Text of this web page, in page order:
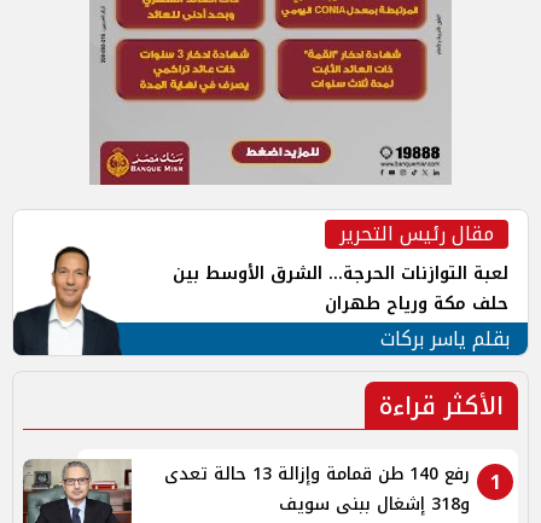
مقال رئيس التحرير
لعبة التوازنات الحرجة... الشرق الأوسط بين
حلف مكة ورياح طهران
بقلم ياسر بركات
الأكثر قراءة
1
رفع 140 طن قمامة وإزالة 13 حالة تعدى
و318 إشغال ببنى سويف